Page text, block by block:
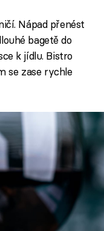
Nápad přenést
bagetě do
k jídlu. Bistro
se zase rychle